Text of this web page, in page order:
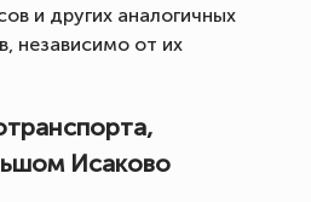
и других аналогичных
независимо от их
Исаково